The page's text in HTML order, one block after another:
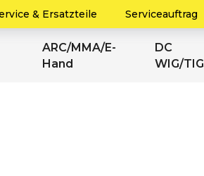
& Ersatzteile Serviceauftrag
ARC/MMA/E-
Hand
DC
WIG/TIG